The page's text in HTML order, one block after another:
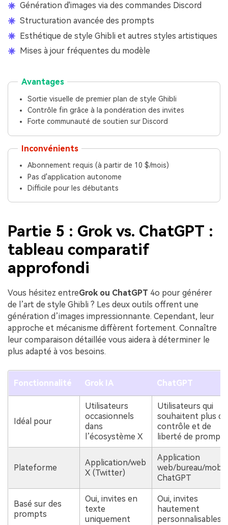
Génération d'images via des commandes Discord
Structuration avancée des prompts
Esthétique de style Ghibli et autres styles artistiques
Mises à jour fréquentes du modèle
Avantages
Sortie visuelle de premier plan de style Ghibli
Contrôle fin grâce à la pondération des invites
Forte communauté de soutien sur Discord
Inconvénients
Abonnement requis (à partir de 10 $/mois)
Pas d'application autonome
Difficile pour les débutants
Partie 5 : Grok vs. ChatGPT :
tableau comparatif
approfondi
Vous hésitez entreGrok ou ChatGPT 4o pour générer
de l’art de style Ghibli ? Les deux outils offrent une
génération d’images impressionnante. Cependant, leur
approche et mécanisme diffèrent fortement. Connaître
leur comparaison détaillée vous aidera à déterminer le
plus adapté à vos besoins.
Fonctionnalité Grok IA ChatGPT
Idéal pour
Utilisateurs
occasionnels
dans
l’écosystème X
Utilisateurs qui
souhaitent plus de
contrôle et de
liberté de prompt
Plateforme
Application/web
X (Twitter)
Application
web/bureau/
ChatGPT
Basé sur des
prompts
Oui, invites en
texte
uniquement
Oui, invites
hautement
personnalisables